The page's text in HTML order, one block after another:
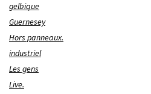
gelbique
Guernesey
Hors panneaux.
industriel
Les gens
Live.